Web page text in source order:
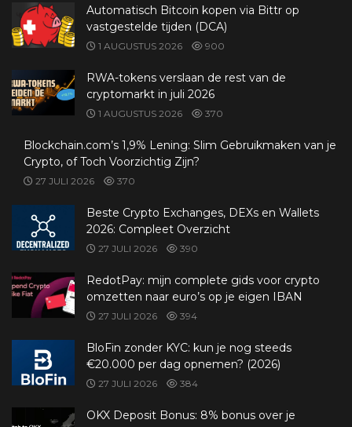
Automatisch Bitcoin kopen via Bittr op
vastgestelde tijden (DCA)
1 AUGUSTUS 2026 900
RWA-tokens verslaan de rest van de
cryptomarkt in juli 2026
1 AUGUSTUS 2026 370
Blockchain.com’s 1,9% Lening: Slim Gebruikmaken van je
Crypto, of Toch Voorzichtig Zijn?
27 JULI 2026 370
Beste Crypto Exchanges, DEXs en Wallets
2026: Compleet Overzicht
27 JULI 2026 390
RedotPay: mijn complete gids voor crypto
omzetten naar euro’s op je eigen IBAN
27 JULI 2026 394
BloFin zonder KYC: kun je nog steeds
€20.000 per dag opnemen? (2026)
27 JULI 2026 384
OKX Deposit Bonus: 8% bonus over je